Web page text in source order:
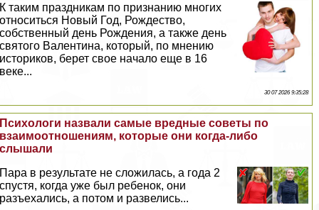
К таким праздникам по признанию многих
относиться Новый Год, Рождество,
собственный день Рождения, а также день
святого Валентина, который, по мнению
историков, берет свое начало еще в 16
веке...
30 07 2026 9:35:28
Психологи назвали самые вредные советы по
взаимоотношениям, которые они когда-либо
слышали
Пара в результате не сложилась, а года 2
спустя, когда уже был ребенок, они
разъехались, а потом и развелись...